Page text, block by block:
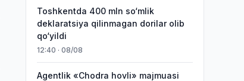
Toshkentda 400 mln so‘mlik
deklaratsiya qilinmagan dorilar olib
qo‘yildi
12:40 · 08/08
Agentlik «Chodra hovli» majmuasi